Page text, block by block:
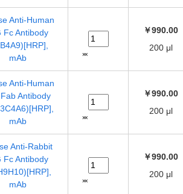
Anti-Human
Fc Antibody
mAb
￥990.00
200 μl
Anti-Human
Antibody
mAb
￥990.00
200 μl
Anti-Rabbit
Fc Antibody
mAb
￥990.00
200 μl